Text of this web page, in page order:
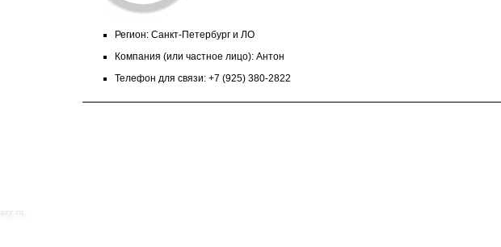
Регион: Санкт-Петербург и ЛО
Компания (или частное лицо): Антон
Телефон для связи: +7 (925) 380-2822